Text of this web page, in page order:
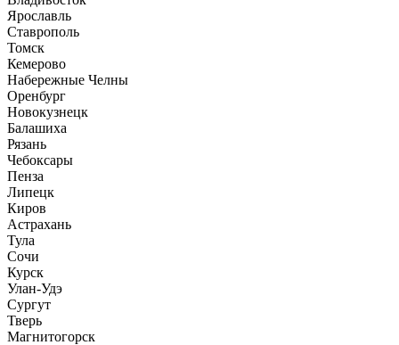
Ярославль
Ставрополь
Томск
Кемерово
Набережные Челны
Оренбург
Новокузнецк
Балашиха
Рязань
Чебоксары
Пенза
Липецк
Киров
Астрахань
Тула
Сочи
Курск
Улан-Удэ
Сургут
Тверь
Магнитогорск